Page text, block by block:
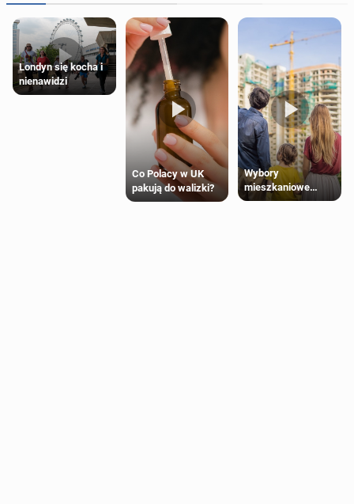
Londyn się kocha i
nienawidzi
Co Polacy w UK
pakują do walizki?
Wybory
mieszkaniowe
Polaków 2025